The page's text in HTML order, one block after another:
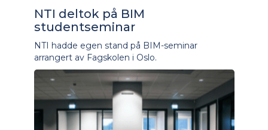
NTI deltok på BIM
studentseminar
NTI hadde egen stand på BIM-seminar
arrangert av Fagskolen i Oslo.